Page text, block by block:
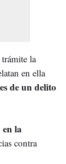
la
en ella
de un delito
en la
contra